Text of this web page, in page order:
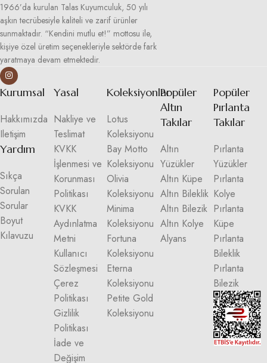
1966’da kurulan Talas Kuyumculuk, 50 yılı
aşkın tecrübesiyle kaliteli ve zarif ürünler
sunmaktadır. “Kendini mutlu et!” mottosu ile,
kişiye özel üretim seçenekleriyle sektörde fark
yaratmaya devam etmektedir.
Kurumsal
Hakkımızda
Iletişim
Yardım
Sıkça
Sorulan
Sorular
Boyut
Kılavuzu
Yasal
Nakliye ve
Teslimat
KVKK
İşlenmesi ve
Korunması
Politikası
KVKK
Aydınlatma
Metni
Kullanıcı
Sözleşmesi
Çerez
Politikası
Gizlilik
Politikası
İade ve
Değişim
Koleksiyonlar
Lotus
Koleksiyonu
Bay Motto
Koleksiyonu
Olivia
Koleksiyonu
Minima
Koleksiyonu
Fortuna
Koleksiyonu
Eterna
Koleksiyonu
Petite Gold
Koleksiyonu
Popüler
Altın
Takılar
Altın
Yüzükler
Altın Küpe
Altın Bileklik
Altın Bilezik
Altın Kolye
Alyans
Popüler
Pırlanta
Takılar
Pırlanta
Yüzükler
Pırlanta
Kolye
Pırlanta
Küpe
Pırlanta
Bileklik
Pırlanta
Bilezik